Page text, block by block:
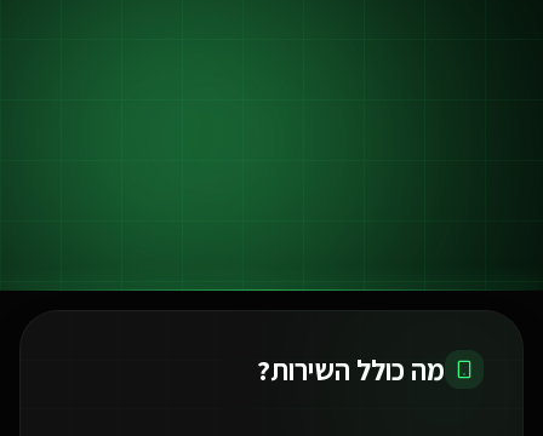
מה כולל השירות?